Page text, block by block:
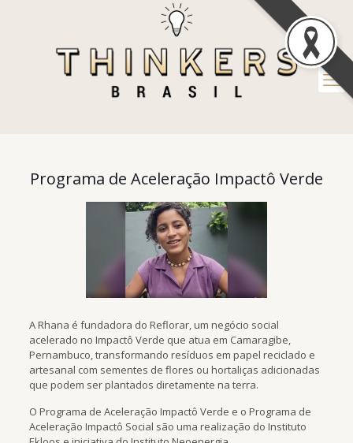
Programa de Aceleração Impactô Verde
A Rhana é fundadora do Reflorar, um negócio social
acelerado no Impactô Verde que atua em Camaragibe,
Pernambuco, transformando resíduos em papel reciclado e
artesanal com sementes de flores ou hortaliças adicionadas
que podem ser plantados diretamente na terra.
O Programa de Aceleração Impactô Verde e o Programa de
Aceleração Impactô Social são uma realização do Instituto